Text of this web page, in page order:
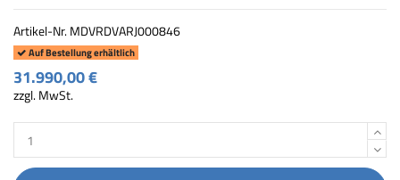
Artikel-Nr.MDVRDVARJ000846
Auf Bestellung erhältlich
31.990,00 €
zzgl. MwSt.